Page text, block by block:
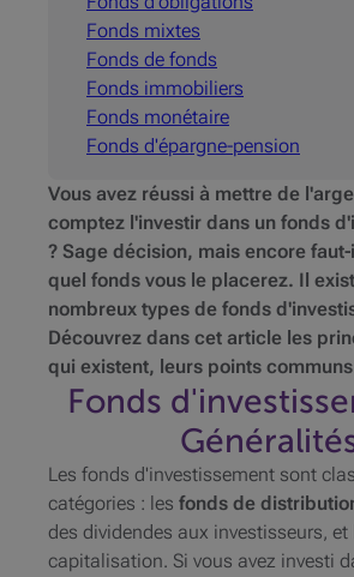
Fonds mixtes
Fonds de fonds
Fonds immobiliers
Fonds monétaire
Fonds d'épargne-pension
Vous avez réussi à mettre de
comptez l'investir dans un fonds
? Sage décision, mais encore
quel fonds vous le placerez. Il
nombreux types de fonds
Découvrez dans cet article les
qui existent, leurs points
Fonds
Les fonds d'investissement sont
catégories : les fonds de
des dividendes aux investisseurs,
capitalisation. Si vous avez investi